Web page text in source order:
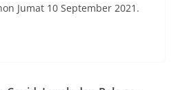
Jumat 10 September 2021.